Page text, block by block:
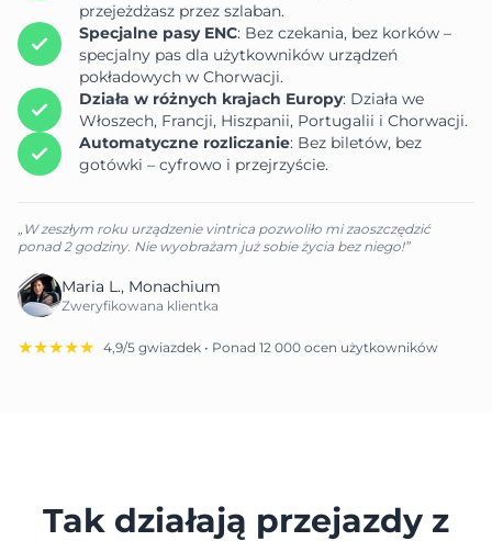
przejeżdżasz przez szlaban.
Specjalne pasy ENC: Bez czekania, bez korków –
specjalny pas dla użytkowników urządzeń
pokładowych w Chorwacji.
Działa w różnych krajach Europy: Działa we
Włoszech, Francji, Hiszpanii, Portugalii i Chorwacji.
Automatyczne rozliczanie: Bez biletów, bez
gotówki – cyfrowo i przejrzyście.
„W zeszłym roku urządzenie vintrica pozwoliło mi zaoszczędzić
ponad 2 godziny. Nie wyobrażam już sobie życia bez niego!”
Maria L., Monachium
Zweryfikowana klientka
★★★★★ 4,9/5 gwiazdek • Ponad 12 000 ocen użytkowników
Tak działają przejazdy z